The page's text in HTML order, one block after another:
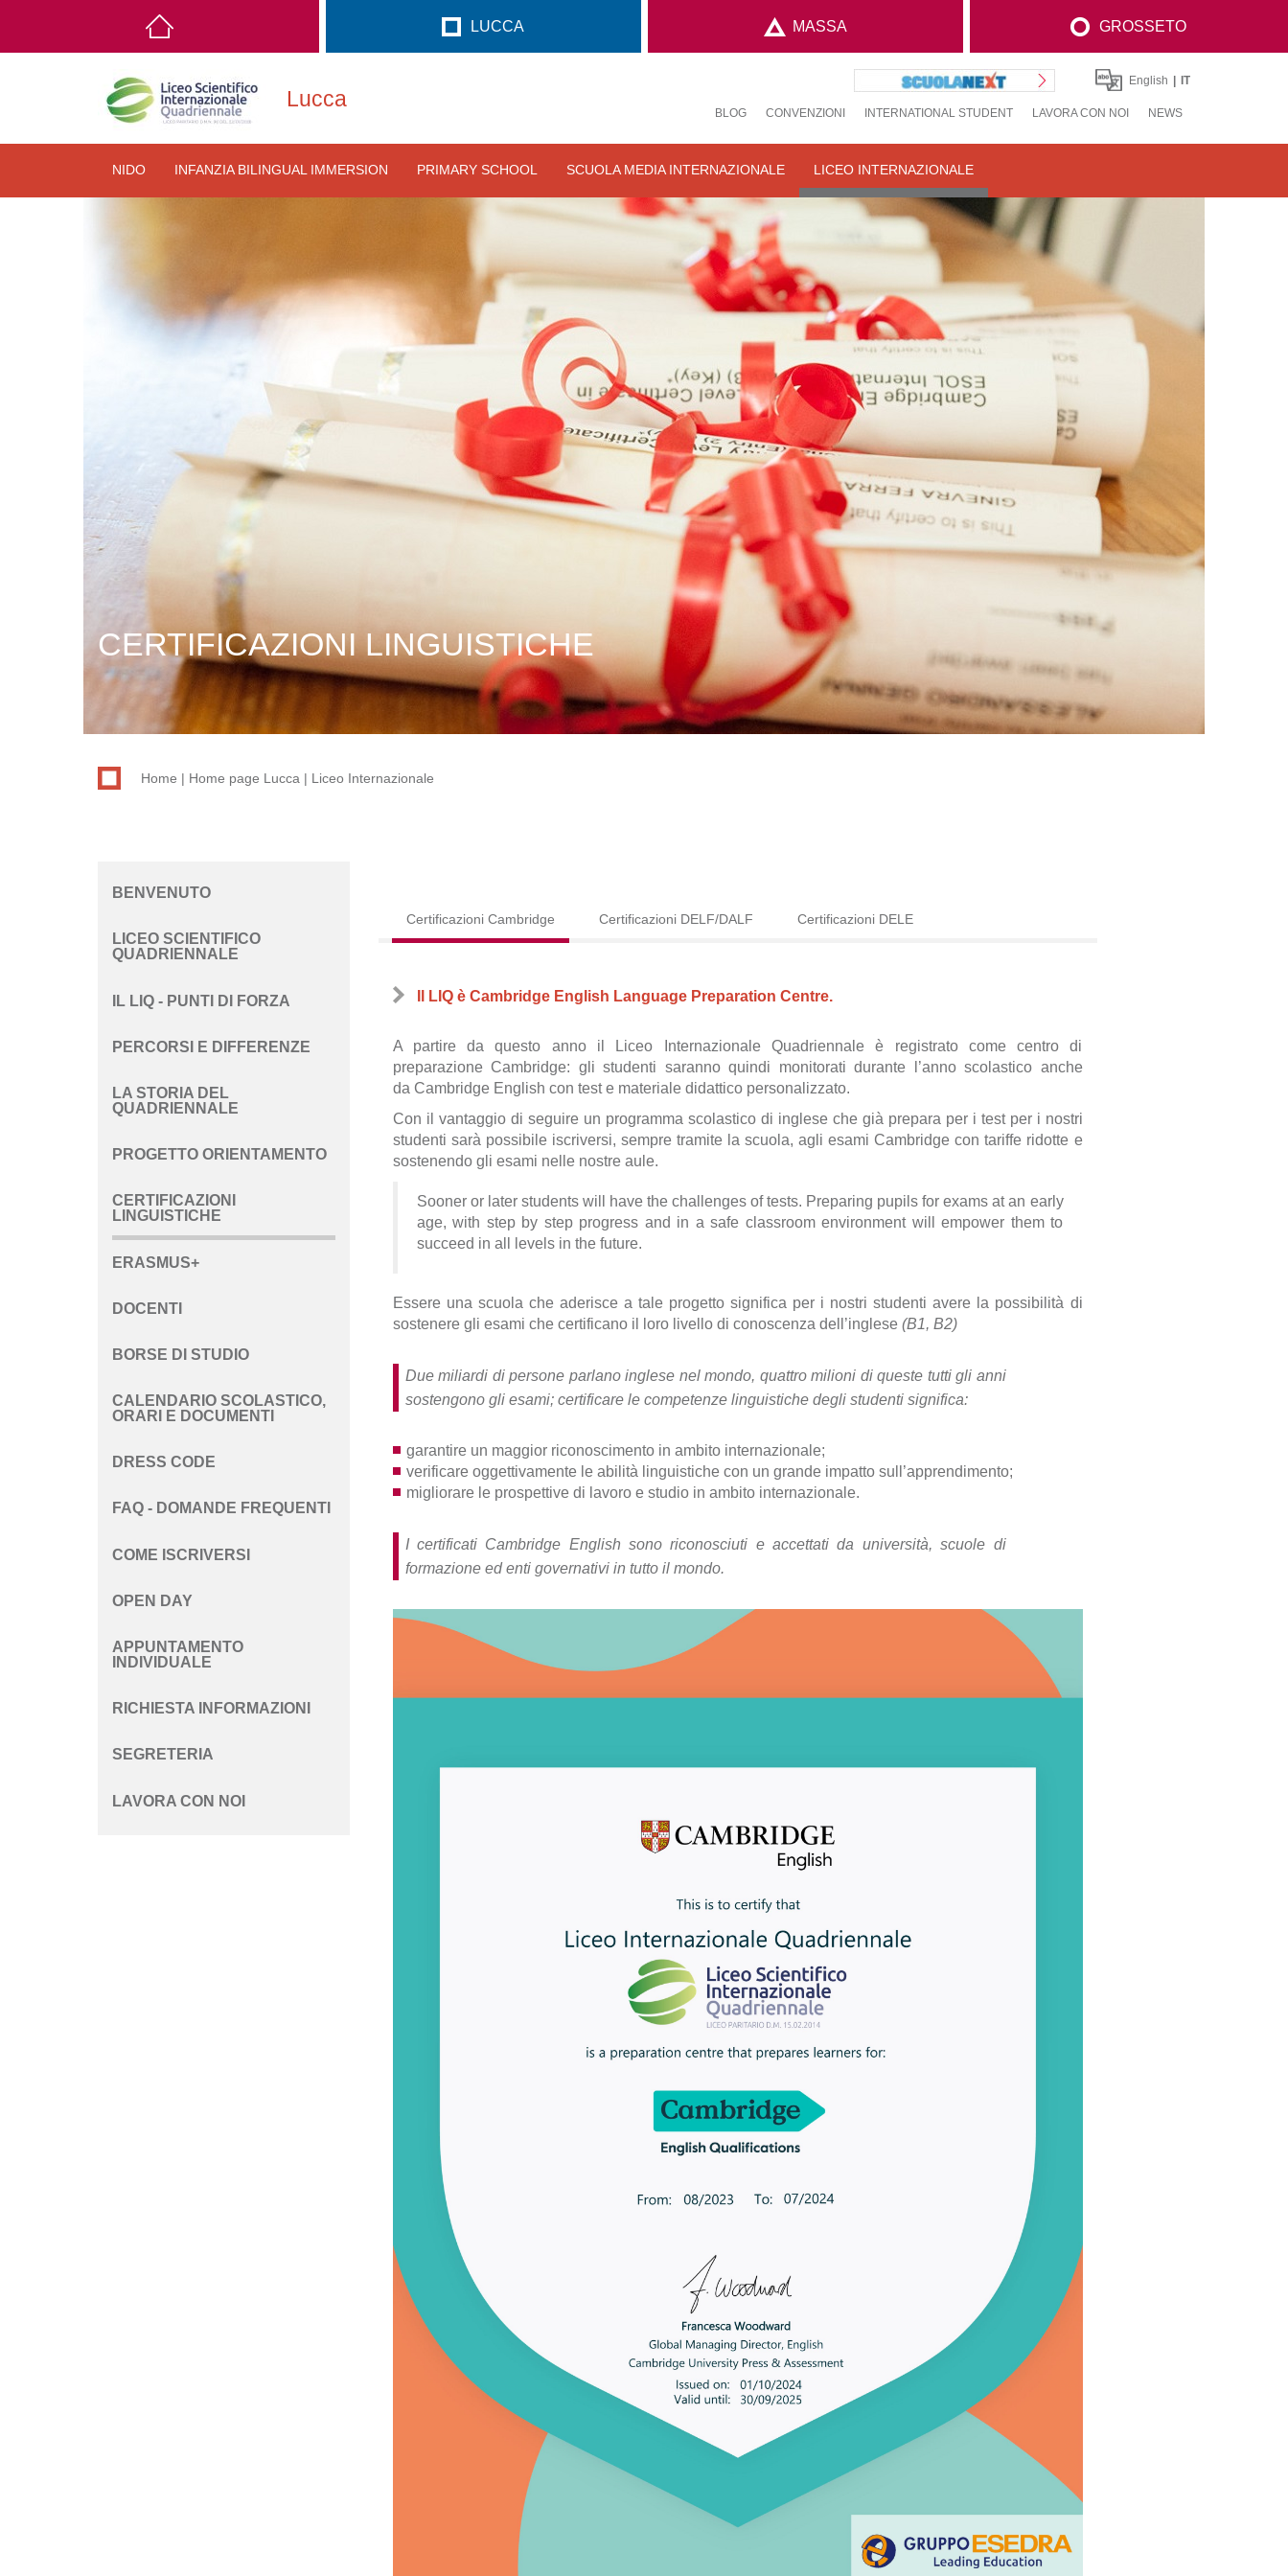
LUCCA MASSA GROSSETO
Lucca
English IT
BLOG CONVENZIONI INTERNATIONAL STUDENT LAVORA CON NOI NEWS
NIDO INFANZIA BILINGUAL IMMERSION PRIMARY SCHOOL SCUOLA MEDIA INTERNAZIONALE LICEO INTERNAZIONALE
CERTIFICAZIONI LINGUISTICHE
Home Home page Lucca Liceo Internazionale
Navigazione
principale
BENVENUTO
LICEO SCIENTIFICO
QUADRIENNALE
IL LIQ - PUNTI DI FORZA
PERCORSI E DIFFERENZE
LA STORIA DEL
QUADRIENNALE
PROGETTO ORIENTAMENTO
CERTIFICAZIONI
LINGUISTICHE
ERASMUS+
DOCENTI
BORSE DI STUDIO
CALENDARIO SCOLASTICO,
ORARI E DOCUMENTI
DRESS CODE
FAQ - DOMANDE FREQUENTI
COME ISCRIVERSI
OPEN DAY
APPUNTAMENTO
INDIVIDUALE
RICHIESTA INFORMAZIONI
SEGRETERIA
LAVORA CON NOI
Certificazioni Cambridge Certificazioni DELF/DALF Certificazioni DELE
Il LIQ è Cambridge English Language Preparation Centre.
A partire da questo anno il Liceo Internazionale Quadriennale è registrato come centro di
preparazione Cambridge: gli studenti saranno quindi monitorati durante l’anno scolastico anche
da Cambridge English con test e materiale didattico personalizzato.
Con il vantaggio di seguire un programma scolastico di inglese che già prepara per i test per i nostri
studenti sarà possibile iscriversi, sempre tramite la scuola, agli esami Cambridge con tariffe ridotte e
sostenendo gli esami nelle nostre aule.
Sooner or later students will have the challenges of tests. Preparing pupils for exams at an early
age, with step by step progress and in a safe classroom environment will empower them to
succeed in all levels in the future.
Essere una scuola che aderisce a tale progetto significa per i nostri studenti avere la possibilità di
sostenere gli esami che certificano il loro livello di conoscenza dell’inglese (B1, B2)
Due miliardi di persone parlano inglese nel mondo, quattro milioni di queste tutti gli anni
sostengono gli esami; certificare le competenze linguistiche degli studenti significa:
garantire un maggior riconoscimento in ambito internazionale;
verificare oggettivamente le abilità linguistiche con un grande impatto sull’apprendimento;
migliorare le prospettive di lavoro e studio in ambito internazionale.
I certificati Cambridge English sono riconosciuti e accettati da università, scuole di
formazione ed enti governativi in tutto il mondo.